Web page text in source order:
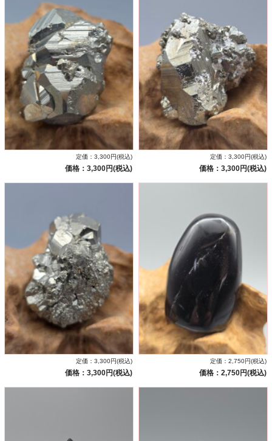
定価：3,300円(税込)
価格：3,300円(税込)
定価：3,300円(税込)
価格：3,300円(税込)
定価：3,300円(税込)
価格：3,300円(税込)
定価：2,750円(税込)
価格：2,750円(税込)